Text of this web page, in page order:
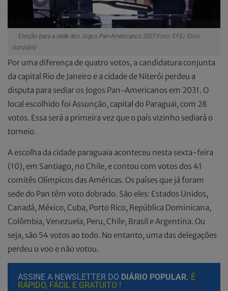
Eleição para a sede dos Jogos Pan-Americanos 2027 Foto: EFE/ Elvis
González
Por uma diferença de quatro votos, a candidatura conjunta
da capital Rio de Janeiro e a cidade de Niterói perdeu a
disputa para sediar os Jogos Pan-Americanos em 2031. O
local escolhido foi Assunção, capital do Paraguai, com 28
votos. Essa será a primeira vez que o país vizinho sediará o
torneio.
A escolha da cidade paraguaia aconteceu nesta sexta-feira
(10), em Santiago, no Chile, e contou com votos dos 41
comitês Olímpicos das Américas. Os países que já foram
sede do Pan têm voto dobrado. São eles: Estados Unidos,
Canadá, México, Cuba, Porto Rico, República Dominicana,
Colômbia, Venezuela, Peru, Chile, Brasil e Argentina. Ou
seja, são 54 votos ao todo. No entanto, uma das delegações
perdeu o voo e não votou.
ASSINE A NEWSLETTER DO DIÁRIO POPULAR. É
RÁPIDO, FÁCIL E GRATUITO !